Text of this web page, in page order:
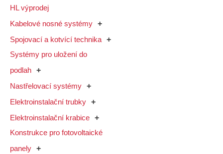
HL výprodej
Kabelové nosné systémy
Spojovací a kotvící technika
Systémy pro uložení do
podlah
Nastřelovací systémy
Elektroinstalační trubky
Elektroinstalační krabice
Konstrukce pro fotovoltaické
panely